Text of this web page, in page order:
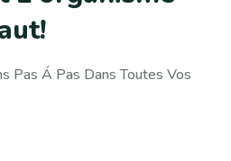
ut!
Pas Á Pas Dans Toutes Vos